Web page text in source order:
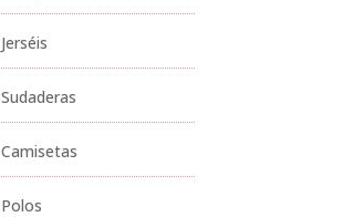
Jerséis
Sudaderas
Camisetas
Polos